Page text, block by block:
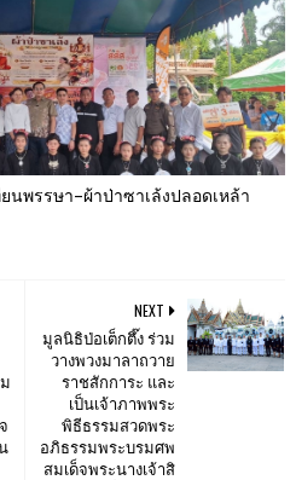
นพรรษา–ผ้าป่าซาเล้งปลอดเหล้า
NEXT
มูลนิธิป่อเต็กตึ๊ง ร่วม
วางพวงมาลาถวาย
ราชสักการะ และ
เป็นเจ้าภาพพระ
พิธีธรรมสวดพระ
อภิธรรมพระบรมศพ
สมเด็จพระนางเจ้าสิ